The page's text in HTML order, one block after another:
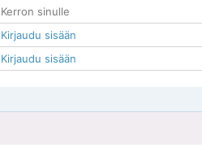
Kerron sinulle
Kirjaudu sisään
Kirjaudu sisään